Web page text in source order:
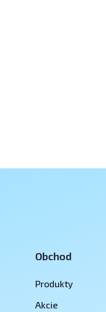
Obchod
Produkty
Akcie